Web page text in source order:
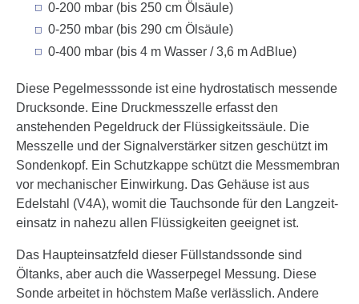
0-200 mbar (bis 250 cm Ölsäule)
0-250 mbar (bis 290 cm Ölsäule)
0-400 mbar (bis 4 m Wasser / 3,6 m AdBlue)
Diese Pegelmesssonde ist eine hydrostatisch messende
Drucksonde. Eine Druck­messzelle erfasst den
anstehenden Pegeldruck der Flüssig­keits­säule. Die
Messzelle und der Signal­ver­stärker sitzen geschützt im
Sonden­kopf. Ein Schutzkappe schützt die Mess­membran
vor mecha­ni­scher Einwirkung. Das Gehäuse ist aus
Edelstahl (V4A), womit die Tauchsonde für den Langzeit­
einsatz in nahezu allen Flüssig­keiten geeignet ist.
Das Haupteinsatzfeld dieser Füllstandssonde sind
Öltanks, aber auch die Wasserpegel Messung. Diese
Sonde arbeitet in höchstem Maße verlässlich. Andere